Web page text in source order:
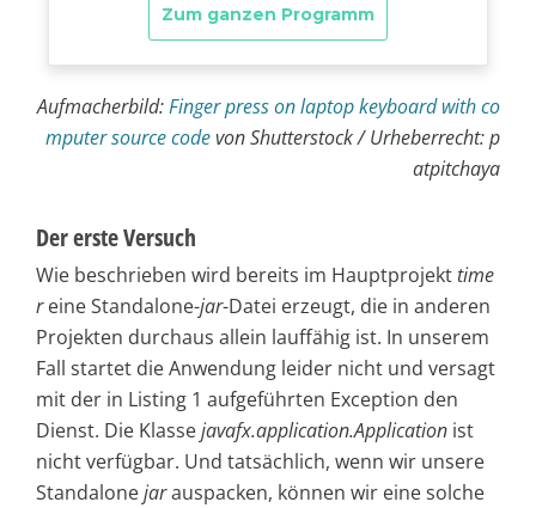
Aufmacherbild:Finger press on laptop keyboard with co
mputer source codevon Shutterstock / Urheberrecht: p
atpitchaya
Der erste Versuch
Wie beschrieben wird bereits im Hauptprojekttime
reine Standalone-jar-Datei erzeugt, die in anderen
Projekten durchaus allein lauffähig ist. In unserem
Fall startet die Anwendung leider nicht und versagt
mit der in Listing 1 aufgeführten Exception den
Dienst. Die Klassejavafx.application.Application ist
nicht verfügbar. Und tatsächlich, wenn wir unsere
Standalonejarauspacken, können wir eine solche